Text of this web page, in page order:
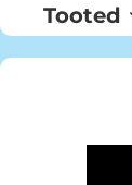
Tooted